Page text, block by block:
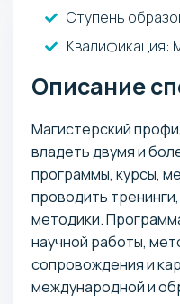
Ступень
Квалификация:
Описание
Магистерский
владеть двумя и
программы, курсы,
проводить
методики.
научной работы,
сопровождения и
международной и